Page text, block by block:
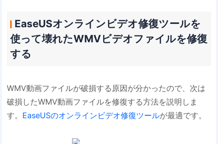
EaseUSオンラインビデオ修復ツールを
使って壊れたWMVビデオファイルを修復
する
WMV動画ファイルが破損する原因が分かったので、次は
破損したWMV動画ファイルを修復する方法を説明しま
す。 EaseUSのオンラインビデオ修復ツールが最適です。